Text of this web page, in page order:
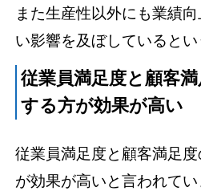
また生産性以外にも業績
い影響を及ぼしているとい
従業員満足度と顧客
する方が効果が高い
従業員満足度と顧客満足
が効果が高いと言われてい